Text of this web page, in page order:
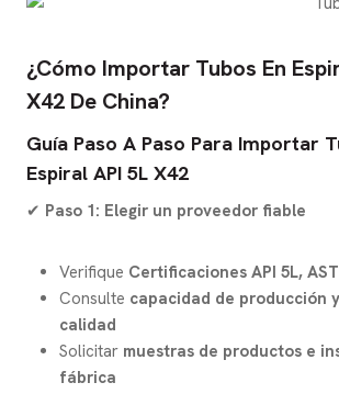
¿Cómo Importar Tubos En
X42 De China?
Guía Paso A Paso Para Importar
Espiral API 5L X42
✔ Paso 1: Elegir un proveedor fiable
Verifique Certificaciones API 5L,
Consulte capacidad de producción
calidad
Solicitar muestras de productos e
fábrica